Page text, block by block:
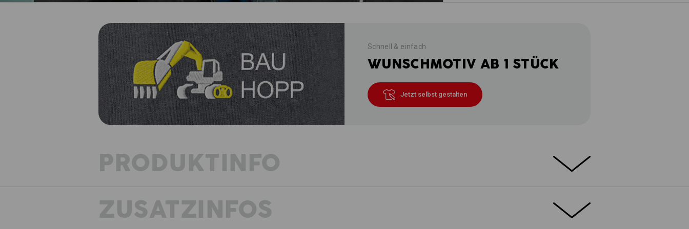
Schnell & einfach
WUNSCHMOTIV AB 1 STÜCK
Jetzt selbst gestalten
PRODUKTINFO
Sportliches Design, Farbstärke, hohe Beweglichkeit, Leichtigkeit: Diese
ZUSATZINFOS